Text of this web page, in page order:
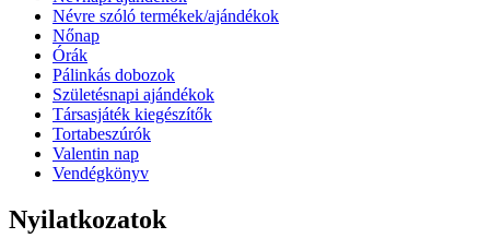
Névre szóló termékek/ajándékok
Nőnap
Órák
Pálinkás dobozok
Születésnapi ajándékok
Társasjáték kiegészítők
Tortabeszúrók
Valentin nap
Vendégkönyv
Nyilatkozatok